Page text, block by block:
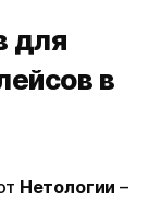
для
в
Нетологии –